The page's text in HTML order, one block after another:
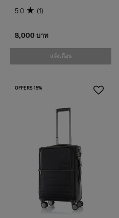
8,000 บาท
แจ้งเตือน
5.0 (1)
OFFERS 15%